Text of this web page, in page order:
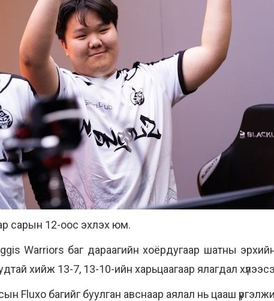
сарын 12-оос эхлэх юм.
Warriors баг дараагийн хоёрдугаар шатны
хийж 13-7, 13-10-ийн харьцаагаар ялагдал
Fluxo багийг буулган авснаар аялал нь цааш